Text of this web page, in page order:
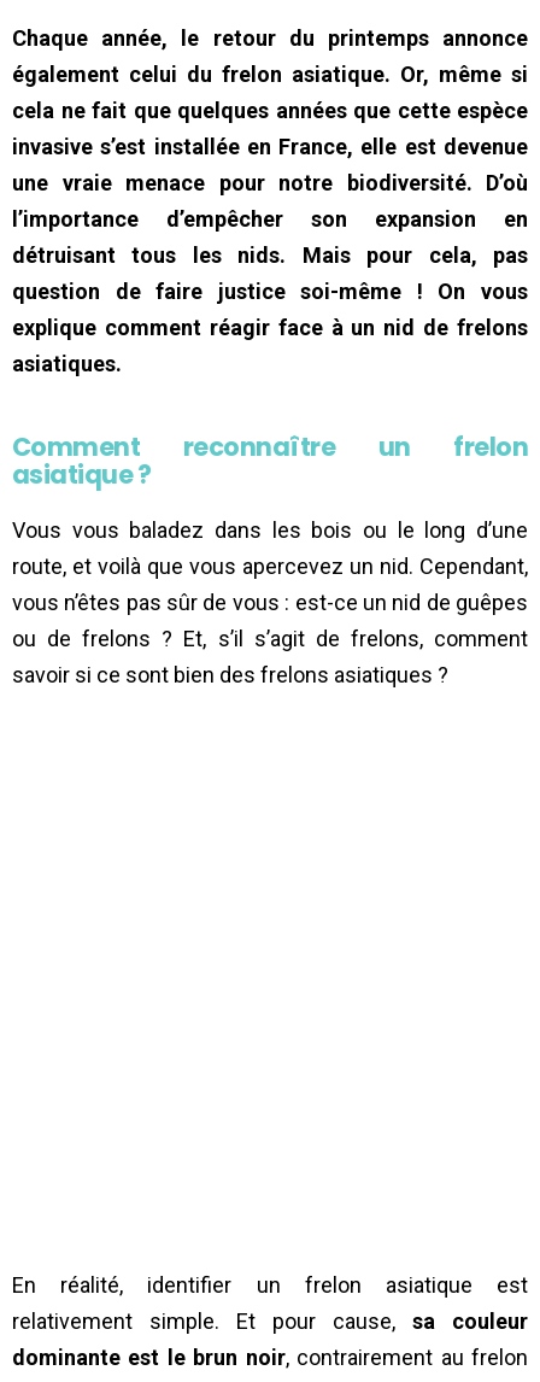
Chaque année, le retour du printemps annonce
également celui du frelon asiatique. Or, même si
cela ne fait que quelques années que cette espèce
invasive s’est installée en France, elle est devenue
une vraie menace pour notre biodiversité. D’où
l’importance d’empêcher son expansion en
détruisant tous les nids. Mais pour cela, pas
question de faire justice soi-même ! On vous
explique comment réagir face à un nid de frelons
asiatiques.
Comment reconnaître un frelon
asiatique ?
Vous vous baladez dans les bois ou le long d’une
route, et voilà que vous apercevez un nid. Cependant,
vous n’êtes pas sûr de vous : est-ce un nid de guêpes
ou de frelons ? Et, s’il s’agit de frelons, comment
savoir si ce sont bien des frelons asiatiques ?
En réalité, identifier un frelon asiatique est
relativement simple. Et pour cause, sa couleur
dominante est le brun noir, contrairement au frelon